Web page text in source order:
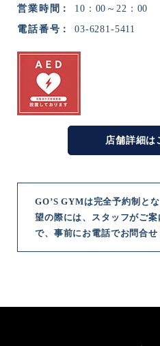
営業時間
10：00～22：00
電話番号
03-6281-5411
店舗詳細は
GO’S GYMは完全予約制と
望の際には、スタッフがご
で、事前にお電話でお問合せ